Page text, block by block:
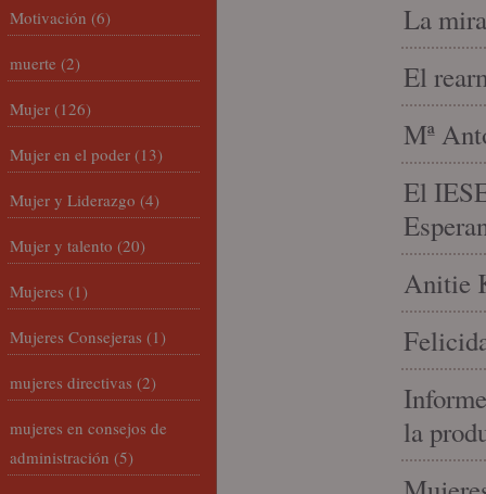
La
El
Mª
El
Anitie
la
Motivación (6)
muerte (2)
Mujer (126)
Mujer en el poder (13)
Mujer y Liderazgo (4)
Mujer y talento (20)
Mujeres (1)
Mujeres Consejeras (1)
mujeres directivas (2)
mujeres en consejos de
administración (5)